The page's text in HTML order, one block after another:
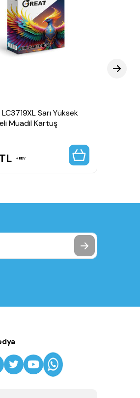
Sarı Yüksek
Muadil Kartuş
TL KDV